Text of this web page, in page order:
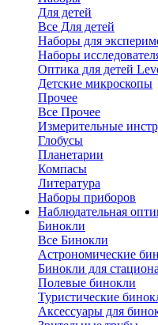
Для детей
Все Для детей
Наборы для
Наборы
Оптика для детей
Детские микроскопы
Прочее
Все Прочее
Измерительные
Глобусы
Планетарии
Компасы
Литература
Наборы приборов
Наблюдательная
Бинокли
Все Бинокли
Астрономические
Бинокли для
Полевые бинокли
Туристические
Аксессуары для